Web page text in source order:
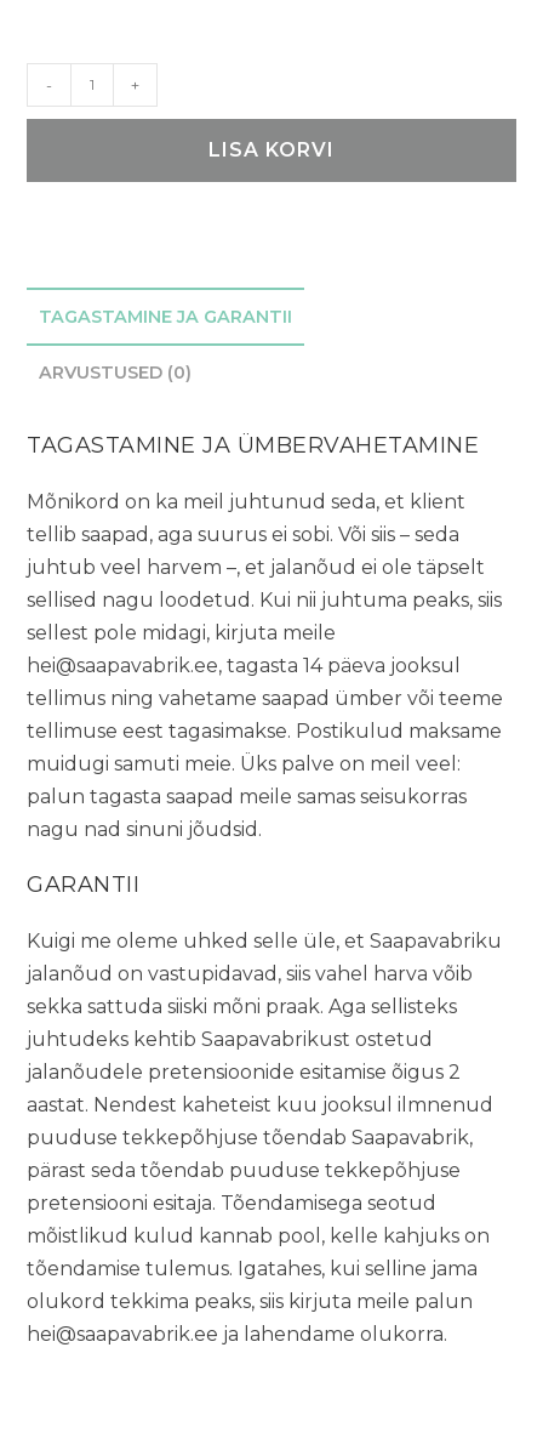
Punased
Poolsaapad
- +
LISA KORVI
TAGASTAMINE JA GARANTII
ARVUSTUSED (0)
TAGASTAMINE JA ÜMBERVAHETAMINE
Mõnikord on ka meil juhtunud seda, et klient
tellib saapad, aga suurus ei sobi. Või siis – seda
juhtub veel harvem –, et jalanõud ei ole täpselt
sellised nagu loodetud. Kui nii juhtuma peaks, siis
sellest pole midagi, kirjuta meile
hei@saapavabrik.ee, tagasta 14 päeva jooksul
tellimus ning vahetame saapad ümber või teeme
tellimuse eest tagasimakse. Postikulud maksame
muidugi samuti meie. Üks palve on meil veel:
palun tagasta saapad meile samas seisukorras
nagu nad sinuni jõudsid.
GARANTII
Kuigi me oleme uhked selle üle, et Saapavabriku
jalanõud on vastupidavad, siis vahel harva võib
sekka sattuda siiski mõni praak. Aga sellisteks
juhtudeks kehtib Saapavabrikust ostetud
jalanõudele pretensioonide esitamise õigus 2
aastat. Nendest kaheteist kuu jooksul ilmnenud
puuduse tekkepõhjuse tõendab Saapavabrik,
pärast seda tõendab puuduse tekkepõhjuse
pretensiooni esitaja. Tõendamisega seotud
mõistlikud kulud kannab pool, kelle kahjuks on
tõendamise tulemus. Igatahes, kui selline jama
olukord tekkima peaks, siis kirjuta meile palun
hei@saapavabrik.ee ja lahendame olukorra.